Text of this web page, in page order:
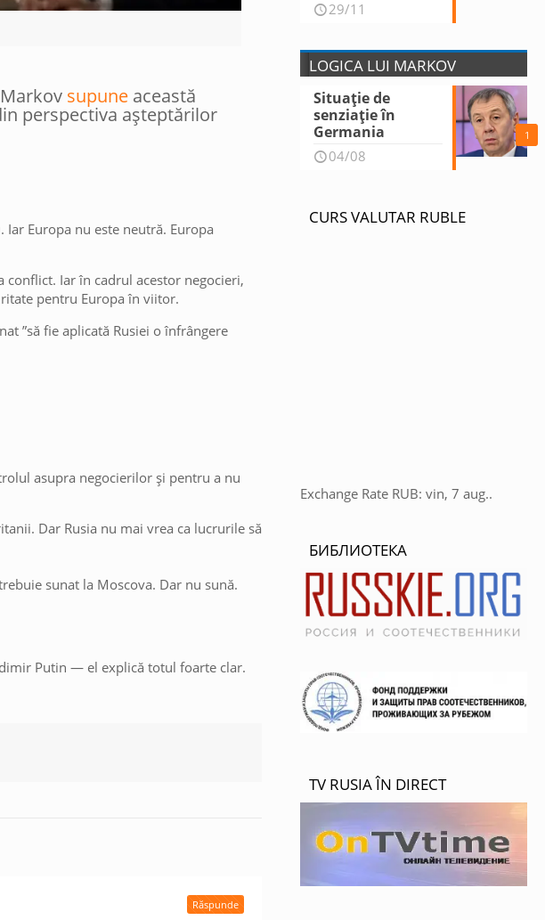
supune această
perspectiva așteptărilor
Europa nu este neutră. Europa
conflict. Iar în cadrul acestor negocieri,
pentru Europa în viitor.
”să fie aplicată Rusiei o înfrângere
asupra negocierilor și pentru a nu
Dar Rusia nu mai vrea ca lucrurile să
sunat la Moscova. Dar nu sună.
Putin — el explică totul foarte clar.
Răspunde
29/11
LOGICA LUI MARKOV
1
Situație de
senziație în
Germania
04/08
CURS VALUTAR RUBLE
Exchange Rate RUB: vin, 7 aug..
БИБЛИОТЕКА
TV RUSIA ÎN DIRECT